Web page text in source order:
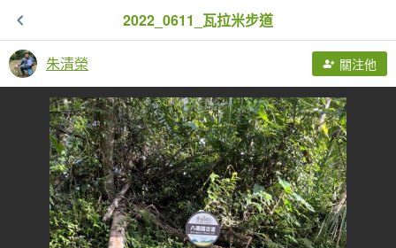
2022_0611_瓦拉米步道
朱清榮 關注他